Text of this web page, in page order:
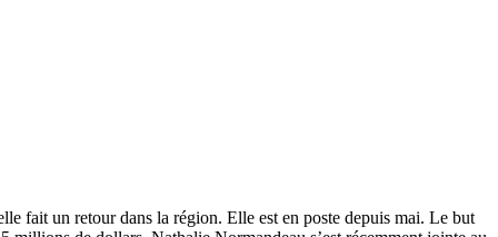
fait un retour dans la région. Elle est en poste depuis mai. Le but